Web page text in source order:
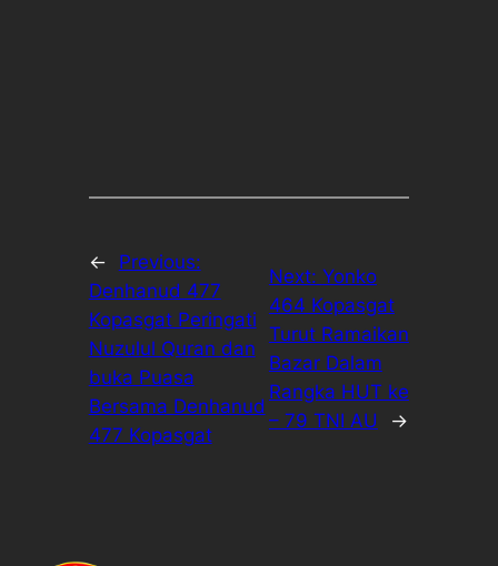
←
Previous:
Denhanud 477
Kopasgat Peringati
Nuzulul Quran dan
buka Puasa
Bersama Denhanud
477 Kopasgat
Next: Yonko
464 Kopasgat
Turut Ramaikan
Bazar Dalam
Rangka HUT ke
– 79 TNI AU
→